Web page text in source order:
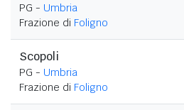
PG - Umbria
Frazione di Foligno
Scopoli
PG - Umbria
Frazione di Foligno